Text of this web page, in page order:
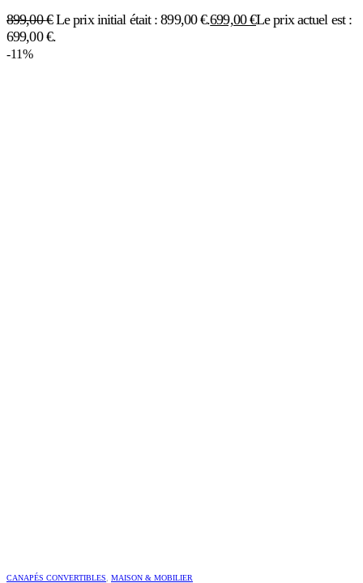
899,00€ Le prix initial était : 899,00 €.699,00€Le prix actuel est :
699,00 €.
-11%
CANAPÉS CONVERTIBLES MAISON & MOBILIER